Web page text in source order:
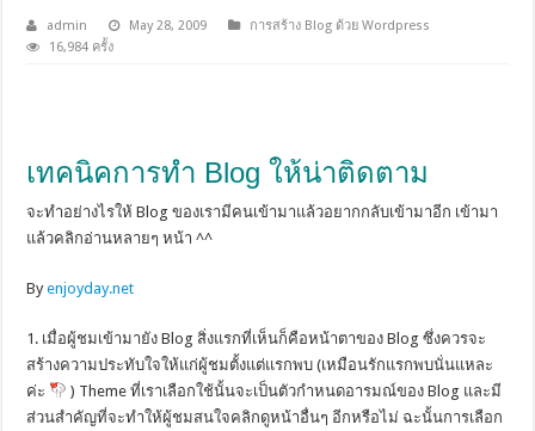
admin May 28, 2009
การสร้าง Blog ด้วย Wordpress
16,984 ครั้ง
เทคนิคการทำ Blog ให้น่าติดตาม
จะทำอย่างไรให้ Blog ของเรามีคนเข้ามาแล้วอยากกลับเข้ามาอีก เข้ามา
แล้วคลิกอ่านหลายๆ หน้า ^^
Byenjoyday.net
1. เมื่อผู้ชมเข้ามายัง Blog สิ่งแรกที่เห็นก็คือหน้าตาของ Blog ซึ่งควรจะ
สร้างความประทับใจให้แก่ผู้ชมตั้งแต่แรกพบ (เหมือนรักแรกพบนั่นแหละ
ค่ะ
) Theme ที่เราเลือกใช้นั้นจะเป็นตัวกำหนดอารมณ์ของ Blog และมี
ส่วนสำคัญที่จะทำให้ผู้ชมสนใจคลิกดูหน้าอื่นๆ อีกหรือไม่ ฉะนั้นการเลือก